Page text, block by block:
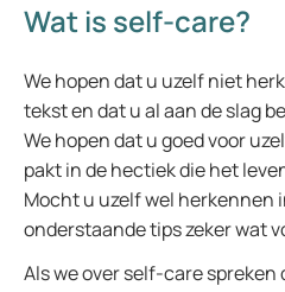
Wat is self-care?
We hopen dat u uzelf niet
tekst en dat u al aan de slag
We hopen dat u goed voor
pakt in de hectiek die het
Mocht u uzelf wel herkennen
onderstaande tips zeker wat
Als we over self-care spreken